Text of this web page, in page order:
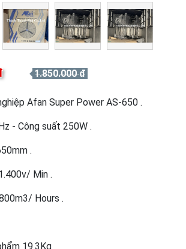
1.850.000 đ
Afan Super Power AS-650 .
- Công suất 250W .
.
Min .
Hours .
19.3Kg